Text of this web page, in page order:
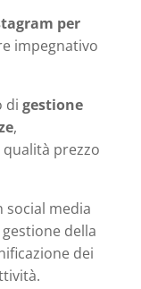
per
impegnativo
di gestione
,
prezzo
media
della
dei